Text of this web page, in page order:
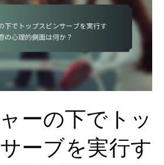
ーの下でトッ
ーブを実行す